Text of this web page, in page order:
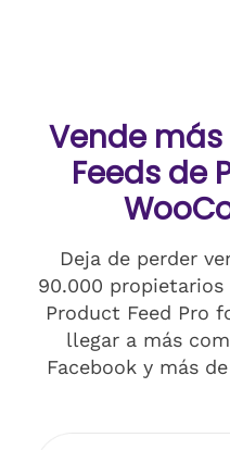
Vende
Feeds de
Deja de perder
90.000
Product Feed Pro
llegar a más
Facebook y más